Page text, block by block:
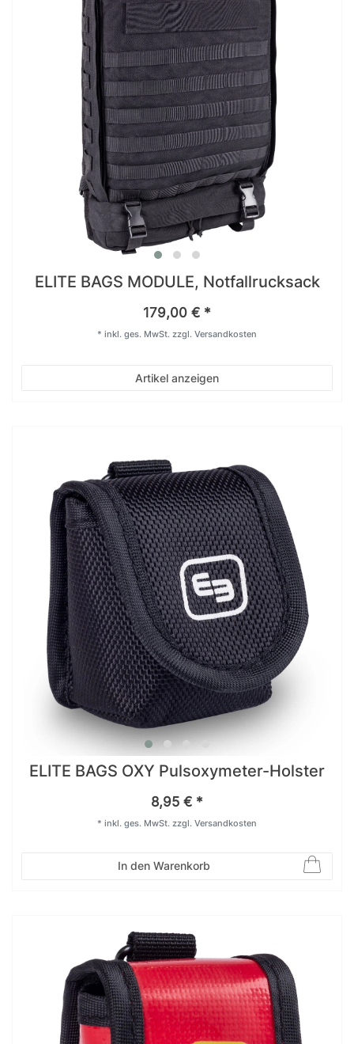
ELITE BAGS MODULE, Notfallrucksack
179,00 € *
Artikel anzeigen
* inkl. ges. MwSt. zzgl. Versandkosten
ELITE BAGS OXY Pulsoxymeter-Holster
8,95 € *
In den Warenkorb
* inkl. ges. MwSt. zzgl. Versandkosten